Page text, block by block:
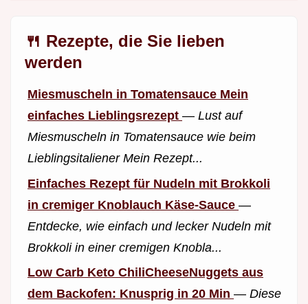
🍴 Rezepte, die Sie lieben
werden
Miesmuscheln in Tomatensauce Mein
einfaches Lieblingsrezept — Lust auf
Miesmuscheln in Tomatensauce wie beim
Lieblingsitaliener Mein Rezept...
Einfaches Rezept für Nudeln mit Brokkoli
in cremiger Knoblauch Käse-Sauce —
Entdecke, wie einfach und lecker Nudeln mit
Brokkoli in einer cremigen Knobla...
Low Carb Keto ChiliCheeseNuggets aus
dem Backofen: Knusprig in 20 Min — Diese